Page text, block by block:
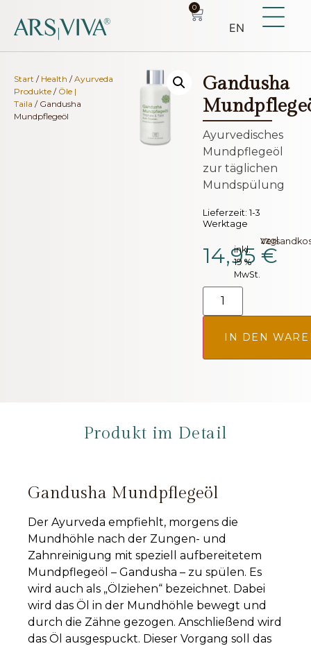
0
EN
Start / Health /Ayurveda
Produkte / Öle |
Taila / Gandusha
Mundpflegeöl
Gandusha
Ayurvedisches
Mundpflegeöl
zur täglichen
Mundspülung
Lieferzeit: 1-3
Werktage
14,95 €
inkl.
19 %
MwSt.
zzgl.
IN DEN
Produkt im Detail
Gandusha Mundpflegeöl
Der Ayurveda empfiehlt, morgens die
Mundhöhle nach der Zungen- und
Zahnreinigung mit speziell aufbereitetem
Mundpflegeöl – Gandusha – zu spülen. Es
wird auch als „Ölziehen“ bezeichnet. Dabei
wird das Öl in der Mundhöhle bewegt und
durch die Zähne gezogen. Anschließend wird
das Öl ausgespuckt. Dieser Vorgang soll das